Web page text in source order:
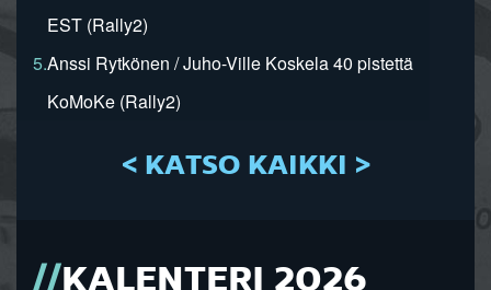
EST (Rally2)
5.Anssi Rytkönen / Juho-Ville Koskela 40 pistettä
KoMoKe (Rally2)
< KATSO KAIKKI >
KALENTERI 2026